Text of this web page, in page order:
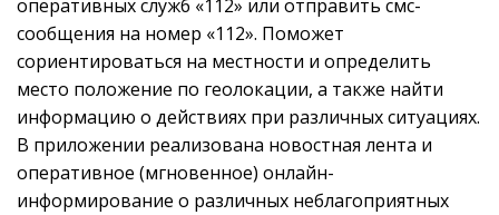
оперативных служб «112» или отправить смс-
сообщения на номер «112». Поможет
сориентироваться на местности и определить
место положение по геолокации, а также найти
информацию о действиях при различных ситуациях.
В приложении реализована новостная лента и
оперативное (мгновенное) онлайн-
информирование о различных неблагоприятных